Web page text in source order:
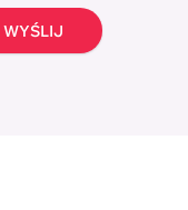
WYŚLIJ